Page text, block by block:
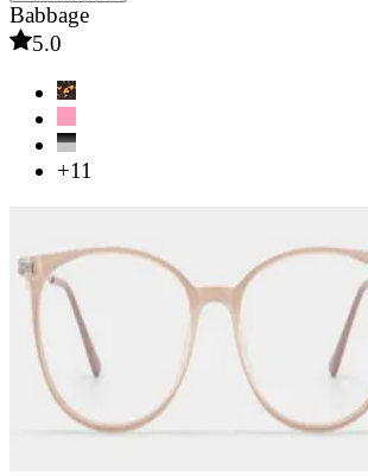
Babbage
5.0
+11